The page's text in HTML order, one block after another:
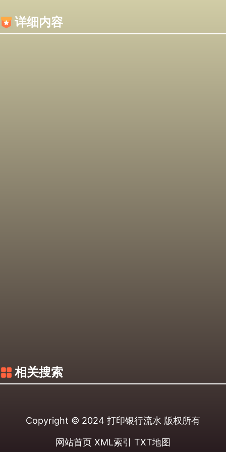
详细内容
相关搜索
Copyright © 2024 打印银行流水 版权所有
网站首页 XML索引 TXT地图